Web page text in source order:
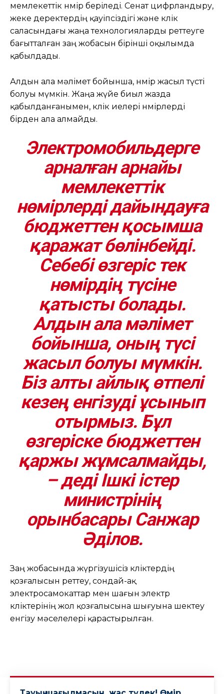
мемлекеттік нөмір беріледі. Сенат цифрландыру,
жеке деректердің қауіпсіздігі және көлік
саласындағы жаңа технологияларды реттеуге
бағытталған заң жобасын бірінші оқылымда
қабылдады.
Алдын ала мәлімет бойынша, нөмір жасыл түсті
болуы мүмкін. Жаңа жүйе биыл жазда
қабылданғанымен, көлік иелері нөмірлерді
бірден ала алмайды.
Электромобильдерге
арналған арнайы
мемлекеттік
нөмірлерді дайындауға
бюджеттен қосымша
қаражат бөлінбейді.
Себебі өзгеріс тек
нөмірдің түсіне
қатысты болады.
Алдын ала мәлімет
бойынша, оның түсі
жасыл болуы мүмкін.
Біз алты айлық өтпелі
кезең енгізуді ұсынып
отырмыз. Бұл
өзгеріске бюджеттен
қаржы жұмсалмайды,
– деді Ішкі істер
министрінің
орынбасары Санжар
Әділов.
Заң жобасында жүргізушісіз көліктердің
қозғалысын реттеу, сондай-ақ
электросамокаттар мен шағын электр
көліктерінің жол қозғалысына шығуына шектеу
енгізу мәселелері қарастырылған.